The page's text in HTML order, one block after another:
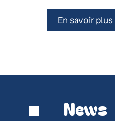
En savoir plus
News